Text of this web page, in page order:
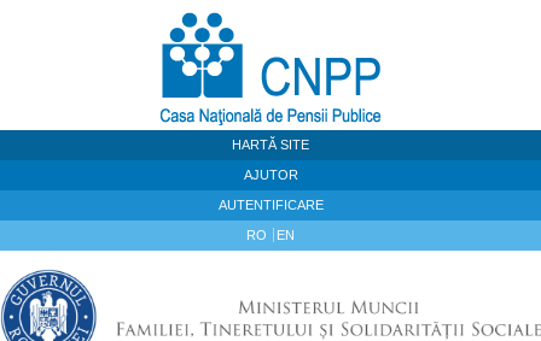
HARTĂ SITE
AJUTOR
AUTENTIFICARE
RO EN